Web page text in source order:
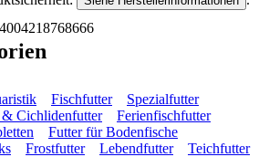
Fischfutter
Spezialfutter
Cichlidenfutter
Ferienfischfutter
Futter für Bodenfische
Frostfutter Lebendfutter
Teichfutter